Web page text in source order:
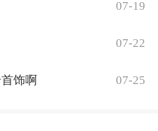
07-19
07-22
饰啊 07-25